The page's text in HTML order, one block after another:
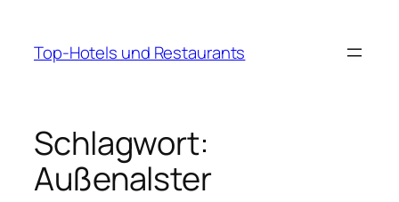
springen
Top-Hotels und Restaurants
Schlagwort:
Außenalster